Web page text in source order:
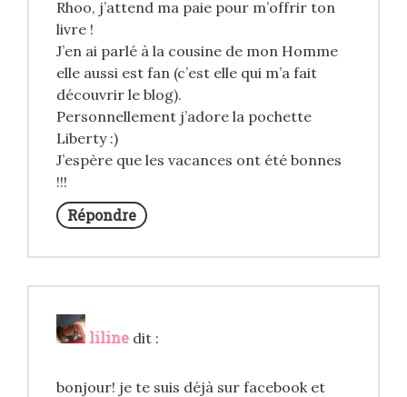
Rhoo, j’attend ma paie pour m’offrir ton
livre !
J’en ai parlé à la cousine de mon Homme
elle aussi est fan (c’est elle qui m’a fait
découvrir le blog).
Personnellement j’adore la pochette
Liberty :)
J’espère que les vacances ont été bonnes
!!!
Répondre
liline dit :
bonjour! je te suis déjà sur facebook et